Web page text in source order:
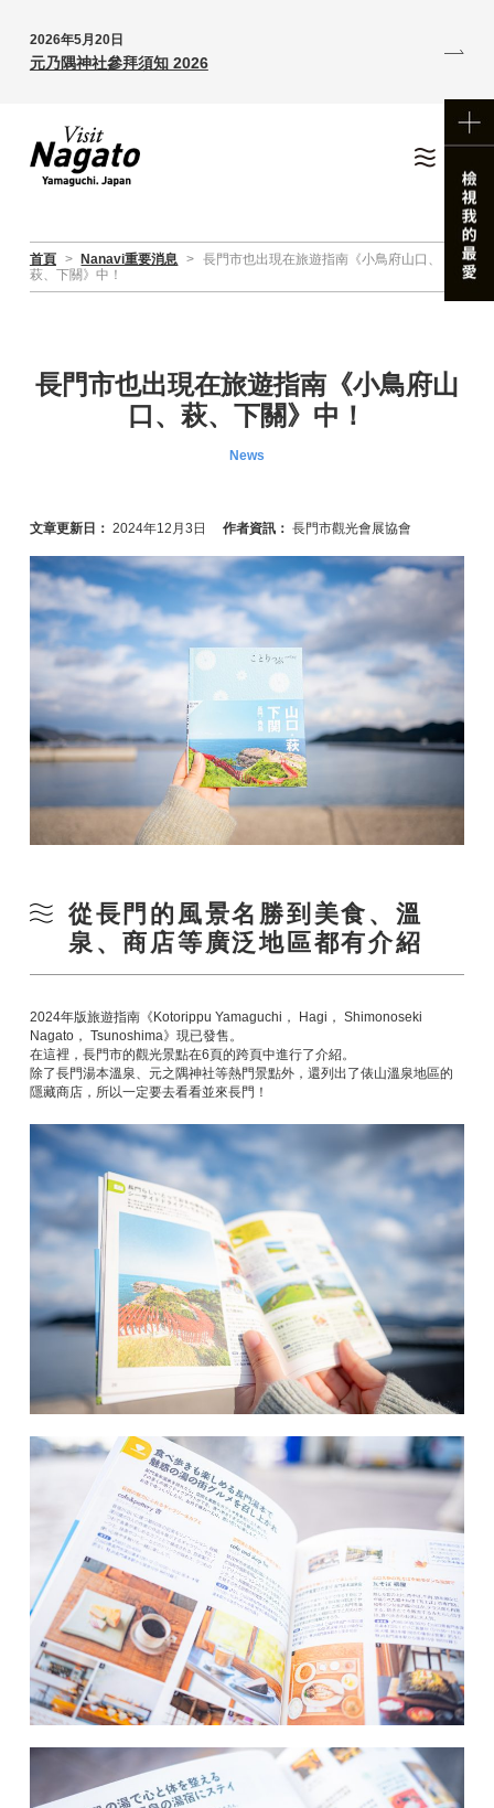
2026年5月20日
元乃隅神社參拜須知 2026
首頁 > Nanavi重要消息 > 長門市也出現在旅遊指南《小鳥府山口、
萩、下關》中！
長門市也出現在旅遊指南《小鳥府山
口、萩、下關》中！
News
文章更新日： 2024年12月3日 作者資訊： 長門市觀光會展協會
從長門的風景名勝到美食、溫
泉、商店等廣泛地區都有介紹
2024年版旅遊指南《Kotorippu Yamaguchi， Hagi， Shimonoseki
Nagato， Tsunoshima》現已發售。
在這裡，長門市的觀光景點在6頁的跨頁中進行了介紹。
除了長門湯本溫泉、元之隅神社等熱門景點外，還列出了俵山溫泉地區的
隱藏商店，所以一定要去看看並來長門！